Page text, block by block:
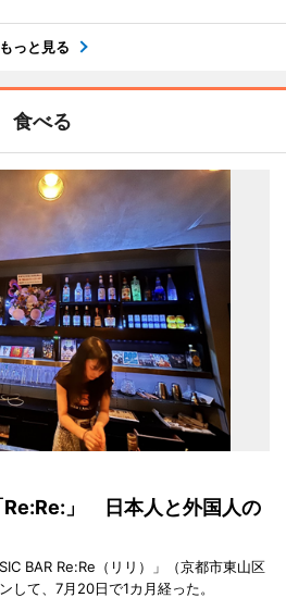
もっと見る
食べる
Re:Re:」 日本人と外国人の
BAR Re:Re（リリ）」（京都市東山区
して、7月20日で1カ月経った。